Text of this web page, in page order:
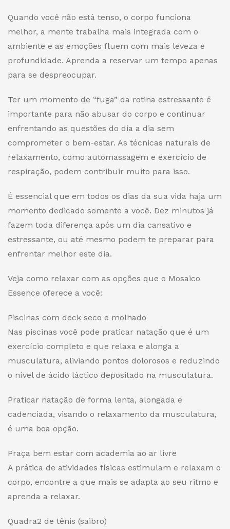
Quando você não está tenso, o corpo funciona
melhor, a mente trabalha mais integrada com o
ambiente e as emoções fluem com mais leveza e
profundidade. Aprenda a reservar um tempo apenas
para se despreocupar.
Ter um momento de “fuga” da rotina estressante é
importante para não abusar do corpo e continuar
enfrentando as questões do dia a dia sem
comprometer o bem-estar. As técnicas naturais de
relaxamento, como automassagem e exercício de
respiração, podem contribuir muito para isso.
É essencial que em todos os dias da sua vida haja um
momento dedicado somente a você. Dez minutos já
fazem toda diferença após um dia cansativo e
estressante, ou até mesmo podem te preparar para
enfrentar melhor este dia.
Veja como relaxar com as opções que o Mosaico
Essence oferece a você:
Piscinas com deck seco e molhado
Nas piscinas você pode praticar natação que é um
exercício completo e que relaxa e alonga a
musculatura, aliviando pontos dolorosos e reduzindo
o nível de ácido láctico depositado na musculatura.
Praticar natação de forma lenta, alongada e
cadenciada, visando o relaxamento da musculatura,
é uma boa opção.
Praça bem estar com academia ao ar livre
A prática de atividades físicas estimulam e relaxam o
corpo, encontre a que mais se adapta ao seu ritmo e
aprenda a relaxar.
Quadra2 de tênis (saibro)